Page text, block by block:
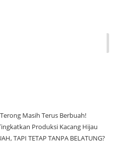
Masih Terus Berbuah!
Produksi Kacang Hijau
TAPI TETAP TANPA BELATUNG?